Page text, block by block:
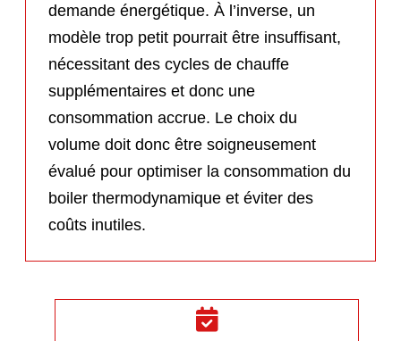
demande énergétique. À l’inverse, un
modèle trop petit pourrait être insuffisant,
nécessitant des cycles de chauffe
supplémentaires et donc une
consommation accrue. Le choix du
volume doit donc être soigneusement
évalué pour optimiser la consommation du
boiler thermodynamique et éviter des
coûts inutiles.